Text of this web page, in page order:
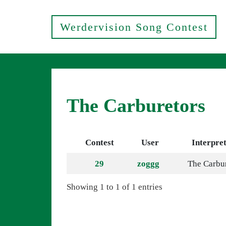
Werdervision Song Contest
The Carburetors
Contest User Interpret
29 zoggg The
Showing 1 to 1 of 1 entries